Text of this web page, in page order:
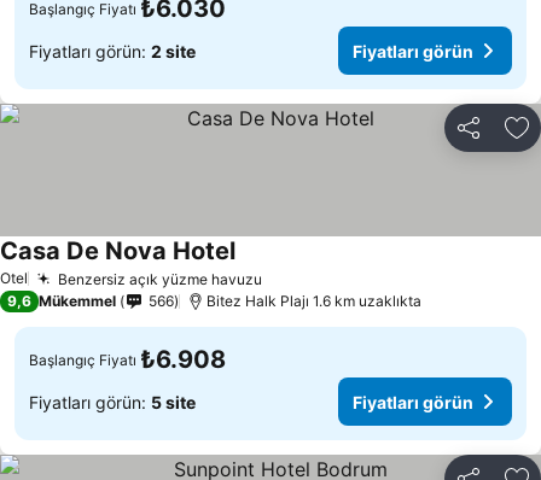
Başlangıç Fiyatı ₺6.030
Fiyatları görün: 2 site Fiyatları görün
Paylaş
Otel Benzersiz açık yüzme havuzu
Casa De Nova Hotel
9,6 Mükemmel 566 Bitez Halk Plajı 1.6 km uzaklıkta
Başlangıç Fiyatı ₺6.908
Fiyatları görün: 5 site Fiyatları görün